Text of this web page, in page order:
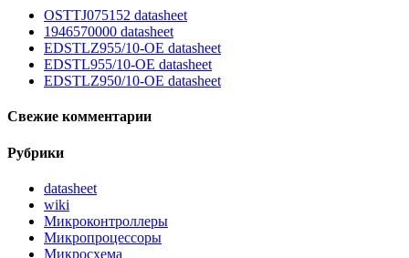
OSTTJ075152 datasheet
1946570000 datasheet
EDSTLZ955/10-OE datasheet
EDSTL955/10-OE datasheet
EDSTLZ950/10-OE datasheet
Свежие комментарии
Рубрики
datasheet
wiki
Микроконтроллеры
Микропроцессоры
Микросхема